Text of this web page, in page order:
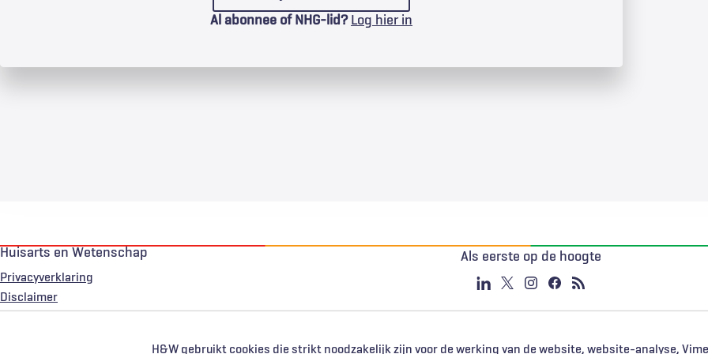
H&W gebruikt cookies die strikt noodzakelijk zijn voor de werking van de website, website-analyse,
Al abonnee of NHG-lid? Log hier in
Huisarts en Wetenschap
Privacyverklaring
Voet
Disclaimer
Als eerste op de hoogte